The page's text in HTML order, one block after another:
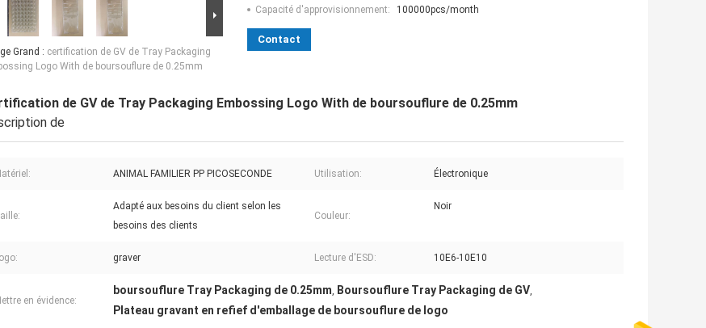
Grand : certification de GV de Tray Packaging
Logo With de boursouflure de 0.25mm
Capacité d'approvisionnement:
100000pcs/month
Contact
de GV de Tray Packaging Embossing Logo With de boursouflure de 0.25mm
de
ANIMAL FAMILIER PP PICOSECONDE Utilisation: Électronique
Adapté aux besoins du client selon les
besoins des clients
Couleur:
Noir
graver Lecture d'ESD: 10E6-10E10
en évidence:
boursouflure Tray Packaging de 0.25mm, Boursouflure Tray Packaging de GV,
Plateau gravant en refief d'emballage de boursouflure de logo